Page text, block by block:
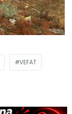
VEFAT